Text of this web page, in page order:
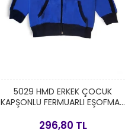
5029 HMD ERKEK ÇOCUK
KAPŞONLU FERMUARLI EŞOFMAN
296,80 TL